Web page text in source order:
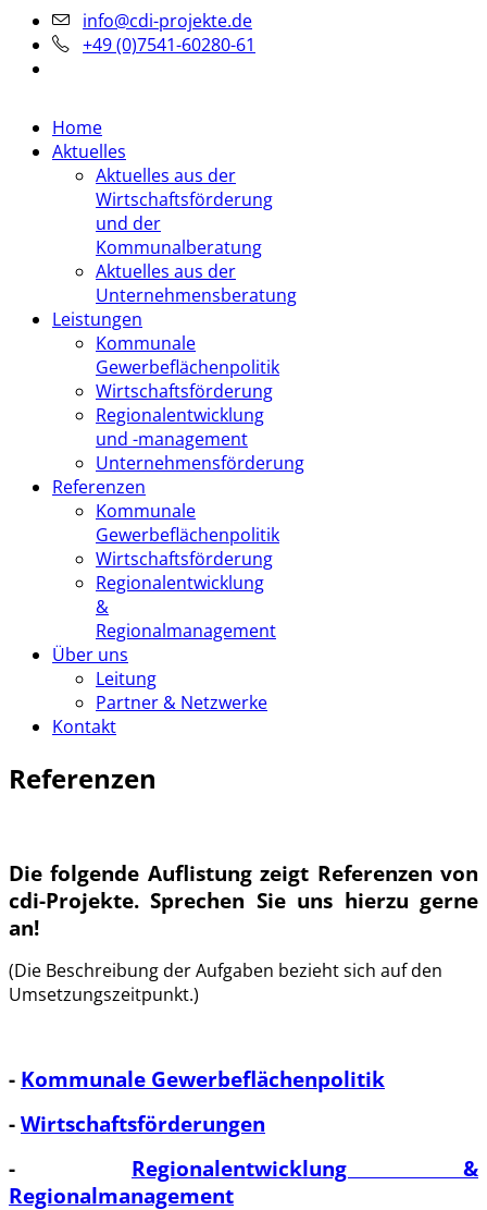
info@cdi-projekte.de
+49 (0)7541-60280-61
Home
Aktuelles
Aktuelles aus der
Wirtschaftsförderung
und der
Kommunalberatung
Aktuelles aus der
Unternehmensberatung
Leistungen
Kommunale
Gewerbeflächenpolitik
Wirtschaftsförderung
Regionalentwicklung
und -management
Unternehmensförderung
Referenzen
Kommunale
Gewerbeflächenpolitik
Wirtschaftsförderung
Regionalentwicklung
&
Regionalmanagement
Über uns
Leitung
Partner & Netzwerke
Kontakt
Referenzen
Die folgende Auflistung zeigt Referenzen von
cdi-Projekte. Sprechen Sie uns hierzu gerne
an!
(Die Beschreibung der Aufgaben bezieht sich auf den
Umsetzungszeitpunkt.)
- Kommunale Gewerbeflächenpolitik
- Wirtschaftsförderungen
- Regionalentwicklung &
Regionalmanagement